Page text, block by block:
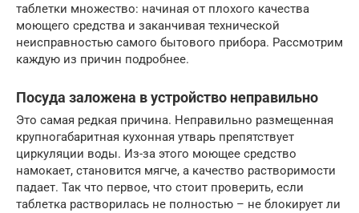
таблетки множество: начиная от плохого качества
моющего средства и заканчивая технической
неисправностью самого бытового прибора. Рассмотрим
каждую из причин подробнее.
Посуда заложена в устройство неправильно
Это самая редкая причина. Неправильно размещенная
крупногабаритная кухонная утварь препятствует
циркуляции воды. Из-за этого моющее средство
намокает, становится мягче, а качество растворимости
падает. Так что первое, что стоит проверить, если
таблетка растворилась не полностью – не блокирует ли